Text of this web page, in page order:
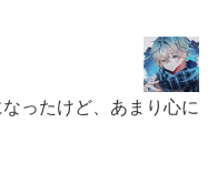
ったけど、あまり心に